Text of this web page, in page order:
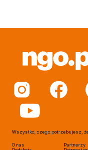
Wszystko, czego potrzebujesz,
O nas
Partnerzy